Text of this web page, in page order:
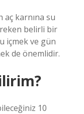
aç karnına su
belirli bir
içmek ve gün
de önemlidir.
10